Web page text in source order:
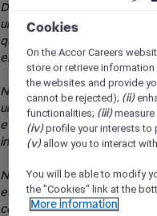
Diversidade & Inclusão para
um e respeitar suas
qualidades e habilidades na
emprego e
Nossa ambição é
uma cultura acolhedora,
e promover o
incluindo as pessoas com
Não hesite em nos informar
específicas que possa ter
consideração.
Cookies
On the Accor Careers
store or retrieve
the websites and provide
cannot be rejected); (ii)
functionalities; (iii)measure
(iv)profile your interests to
(v)allow you to interact
You will be able to modify
the "Cookies" link at the
More information